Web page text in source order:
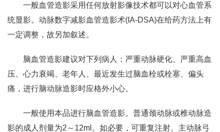
一般血管造影采用任何放射影像技术都可以对心血管系
统显影。动脉数字减影血管造影术(IA-DSA)在给药方法上有
一定调整，故另加叙述。
脑血管造影建议对下列病人：严重动脉硬化、严重高血
压、心力衰竭、老年人、最近发生过脑血栓或栓塞、偏头
痛，进行脑动脉造影时应格外小心。
一般使用本品进行脑血管造影。普通颈动脉或椎动脉造
影的成人剂量为2～12ml。如必要，可重复注射。主动脉弓